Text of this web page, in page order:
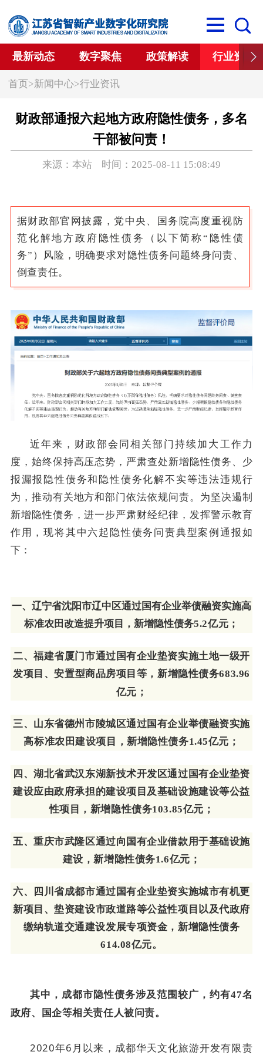
最新动态 数字聚焦 政策解读 行业资讯
首页>新闻中心>行业资讯
财政部通报六起地方政府隐性债务，多名
干部被问责！
来源：本站 时间：2025-08-11 15:08:49
据财政部官网披露，党中央、国务院高度重视防
范化解地方政府隐性债务（以下简称“隐性债
务”）风险，明确要求对隐性债务问题终身问责、
倒查责任。
近年来，财政部会同相关部门持续加大工作力
度，始终保持高压态势，严肃查处新增隐性债务、少
报漏报隐性债务和隐性债务化解不实等违法违规行
为，推动有关地方和部门依法依规问责。为坚决遏制
新增隐性债务，进一步严肃财经纪律，发挥警示教育
作用，现将其中六起隐性债务问责典型案例通报如
下：
一、辽宁省沈阳市辽中区通过国有企业举债融资实施高
标准农田改造提升项目，新增隐性债务5.2亿元；
二、福建省厦门市通过国有企业垫资实施土地一级开
发项目、安置型商品房项目等，新增隐性债务683.96
亿元；
三、山东省德州市陵城区通过国有企业举债融资实施
高标准农田建设项目，新增隐性债务1.45亿元；
四、湖北省武汉东湖新技术开发区通过国有企业垫资
建设应由政府承担的建设项目及基础设施建设等公益
性项目，新增隐性债务103.85亿元；
五、重庆市武隆区通过向国有企业借款用于基础设施
建设，新增隐性债务1.6亿元；
六、四川省成都市通过国有企业垫资实施城市有机更
新项目、垫资建设市政道路等公益性项目以及代政府
缴纳轨道交通建设发展专项资金，新增隐性债务
614.08亿元。
其中，成都市隐性债务涉及范围较广，约有47名
政府、国企等相关责任人被问责。
2020年6 月以来，成都华天文化旅游开发有限责